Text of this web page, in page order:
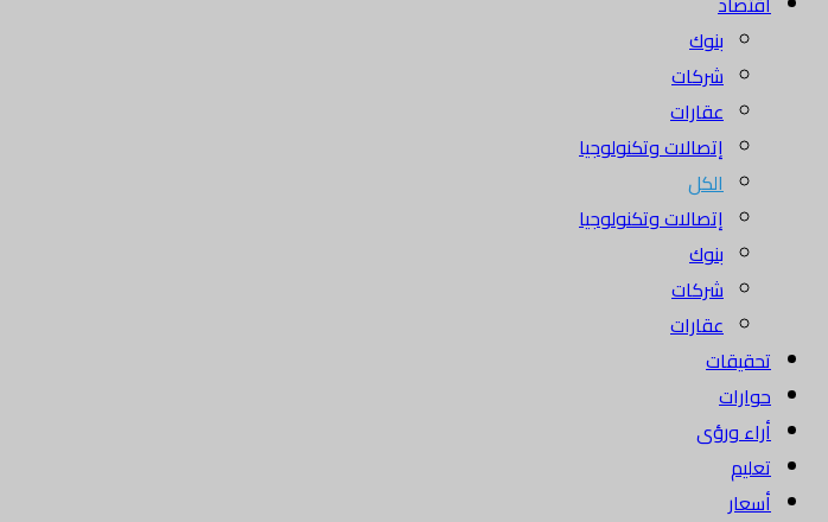
بنوك
شركات
عقارات
إتصالات وتكنولوجيا
الكل
إتصالات وتكنولوجيا
بنوك
شركات
عقارات
تحقيقات
حوارات
أراء ورؤى
تعليم
أسعار